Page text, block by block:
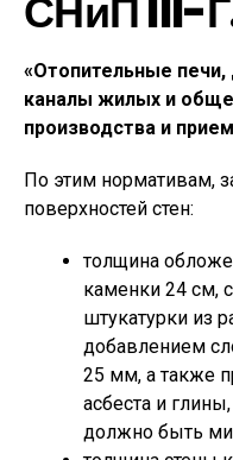
СНиП III-
«Отопительные
каналы жилых и
производства и
По этим нормативам,
поверхностей стен:
толщина
каменки 24 см,
штукатурки из
добавлением
25 мм, а также
асбеста и
должно быть